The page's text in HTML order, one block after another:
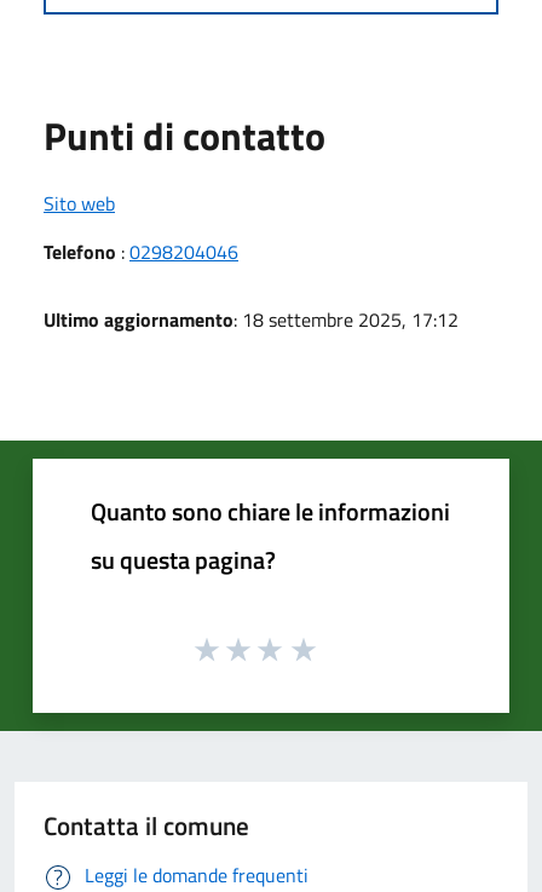
Punti di contatto
Sito web
Telefono :0298204046
Ultimo aggiornamento: 18 settembre 2025, 17:12
Quanto sono chiare le informazioni
su questa pagina?
Contatta il comune
Leggi le domande frequenti